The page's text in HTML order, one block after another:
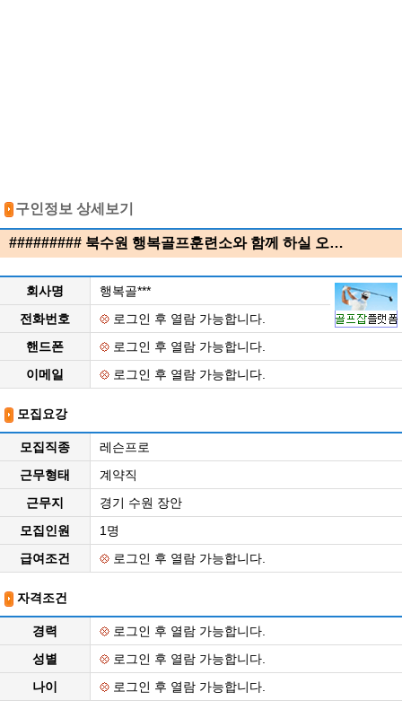
구인정보 상세보기
######### 북수원 행복골프훈련소와 함께 하실 오…
회사명
행복골***
전화번호
로그인 후 열람 가능합니다.
핸드폰
로그인 후 열람 가능합니다.
이메일
로그인 후 열람 가능합니다.
모집요강
모집직종
레슨프로
근무형태
계약직
근무지
경기 수원 장안
모집인원
1명
급여조건
로그인 후 열람 가능합니다.
자격조건
경력
로그인 후 열람 가능합니다.
성별
로그인 후 열람 가능합니다.
나이
로그인 후 열람 가능합니다.